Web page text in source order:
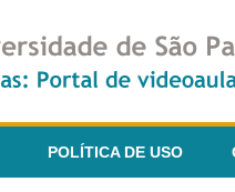
POLÍTICA DE USO